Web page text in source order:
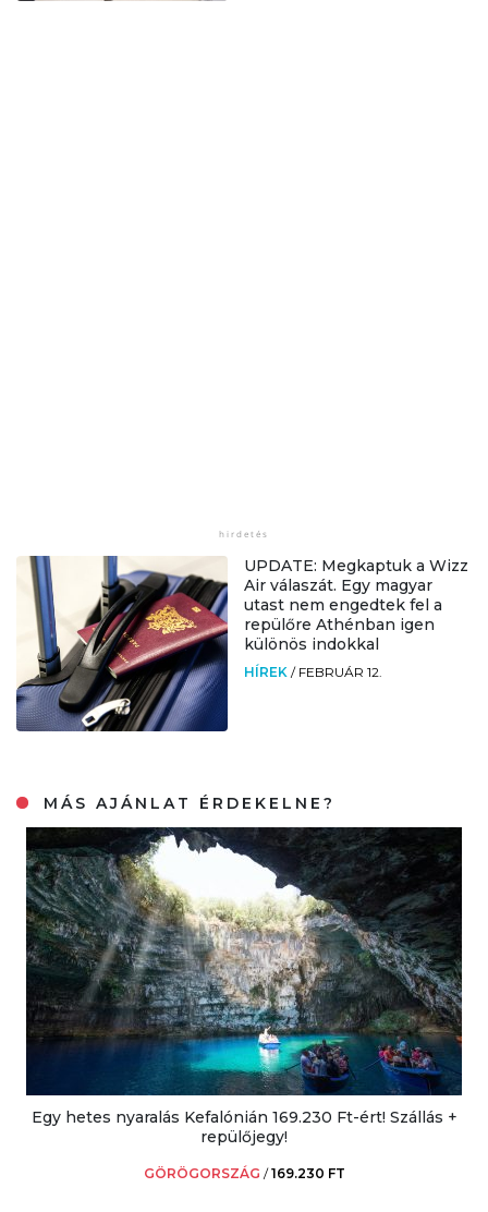
UPDATE: Megkaptuk a Wizz
Air válaszát. Egy magyar
utast nem engedtek fel a
repülőre Athénban igen
különös indokkal
HÍREK / FEBRUÁR 12.
MÁS AJÁNLAT ÉRDEKELNE?
Egy hetes nyaralás Kefalónián 169.230 Ft-ért! Szállás +
repülőjegy!
GÖRÖGORSZÁG /169.230 FT